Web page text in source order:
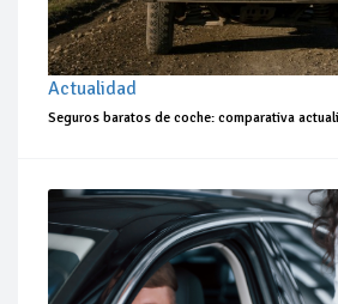
Actualidad
Seguros baratos de coche: comparativa